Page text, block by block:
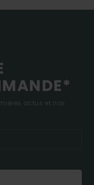
actus et nos